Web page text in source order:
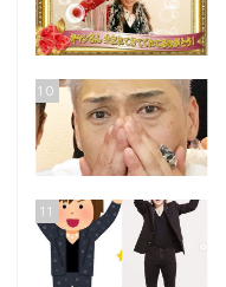
10
11